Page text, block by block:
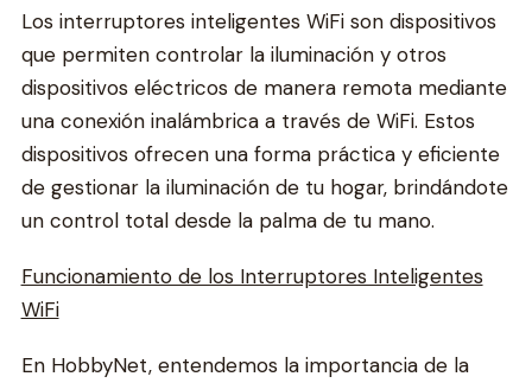
Los interruptores inteligentes WiFi son dispositivos
que permiten controlar la iluminación y otros
dispositivos eléctricos de manera remota mediante
una conexión inalámbrica a través de WiFi. Estos
dispositivos ofrecen una forma práctica y eficiente
de gestionar la iluminación de tu hogar, brindándote
un control total desde la palma de tu mano.
Funcionamiento de los Interruptores Inteligentes
WiFi
En HobbyNet, entendemos la importancia de la